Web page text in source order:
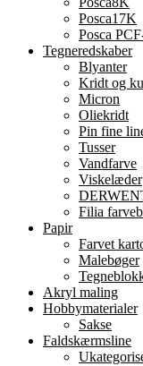
Posca17K
Posca
Tegneredskaber
Blyanter
Kridt og
Micron
Oliekridt
Pin fine
Tusser
Vandfarve
Viskelæder
Filia
Papir
Farvet
Malebøger
Akryl maling
Hobbymaterialer
Sakse
Faldskærmsline